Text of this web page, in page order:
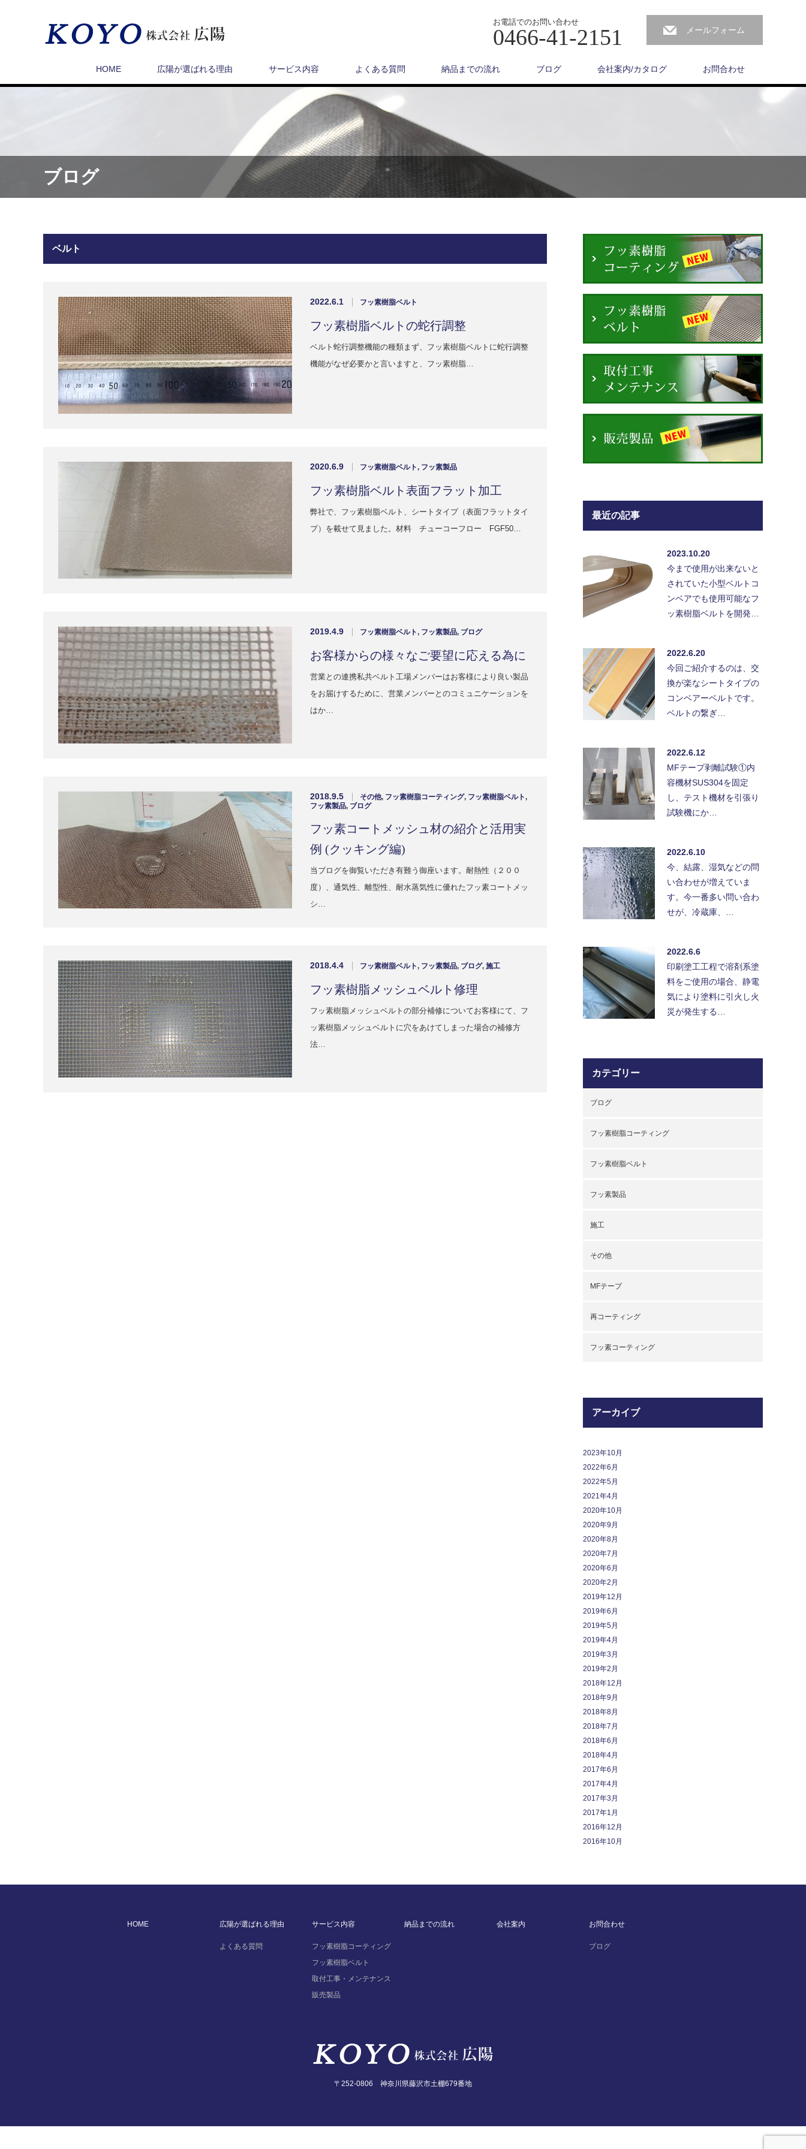
お電話でのお問い合わせ
0466-41-2151 メールフォーム
HOME 広陽が選ばれる理由 サービス内容 よくある質問 納品までの流れ ブログ 会社案内/カタログ お問合わせ
ブログ
ベルト
2022.6.1 フッ素樹脂ベルト
フッ素樹脂ベルトの蛇行調整
ベルト蛇行調整機能の種類まず、フッ素樹脂ベルトに蛇行調整
機能がなぜ必要かと言いますと、フッ素樹脂…
2020.6.9 フッ素樹脂ベルト, フッ素製品
フッ素樹脂ベルト表面フラット加工
弊社で、フッ素樹脂ベルト、シートタイプ（表面フラットタイ
プ）を載せて見ました。材料 チューコーフロー FGF50…
2019.4.9 フッ素樹脂ベルト, フッ素製品, ブログ
お客様からの様々なご要望に応える為に
営業との連携私共ベルト工場メンバーはお客様により良い製品
をお届けするために、営業メンバーとのコミュニケーションを
はか…
2018.9.5 その他, フッ素樹脂コーティング, フッ素樹脂ベルト,
フッ素製品, ブログ
フッ素コートメッシュ材の紹介と活用実
例 (クッキング編)
当ブログを御覧いただき有難う御座います。耐熱性（２００
度）、通気性、離型性、耐水蒸気性に優れたフッ素コートメッ
シ…
2018.4.4 フッ素樹脂ベルト, フッ素製品, ブログ, 施工
フッ素樹脂メッシュベルト修理
フッ素樹脂メッシュベルトの部分補修についてお客様にて、フ
ッ素樹脂メッシュベルトに穴をあけてしまった場合の補修方
法…
最近の記事
2023.10.20
今まで使用が出来ないと
されていた小型ベルトコ
ンベアでも使用可能なフ
ッ素樹脂ベルトを開発…
2022.6.20
今回ご紹介するのは、交
換が楽なシートタイプの
コンベアーベルトです。
ベルトの繋ぎ…
2022.6.12
MFテープ剥離試験①内
容機材SUS304を固定
し、テスト機材を引張り
試験機にか…
2022.6.10
今、結露、湿気などの問
い合わせが増えていま
す。今一番多い問い合わ
せが、冷蔵庫、…
2022.6.6
印刷塗工工程で溶剤系塗
料をご使用の場合、静電
気により塗料に引火し火
災が発生する…
カテゴリー
ブログ
フッ素樹脂コーティング
フッ素樹脂ベルト
フッ素製品
施工
その他
MFテープ
再コーティング
フッ素コーティング
アーカイブ
2023年10月
2022年6月
2022年5月
2021年4月
2020年10月
2020年9月
2020年8月
2020年7月
2020年6月
2020年2月
2019年12月
2019年6月
2019年5月
2019年4月
2019年3月
2019年2月
2018年12月
2018年9月
2018年8月
2018年7月
2018年6月
2018年4月
2017年6月
2017年4月
2017年3月
2017年1月
2016年12月
2016年10月
HOME 広陽が選ばれる理由
よくある質問
サービス内容
フッ素樹脂コーティング
フッ素樹脂ベルト
取付工事・メンテナンス
販売製品
納品までの流れ 会社案内 お問合わせ
ブログ
〒252-0806 神奈川県藤沢市土棚679番地